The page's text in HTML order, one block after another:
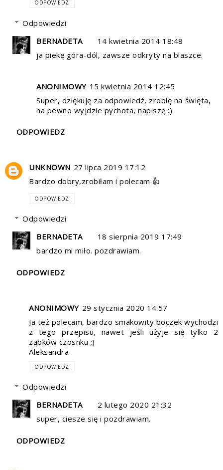
ODPOWIEDZ
Odpowiedzi
BERNADETA
14 kwietnia 2014 18:48
ja piekę góra-dól, zawsze odkryty na blaszce.
ANONIMOWY 15 kwietnia 2014 12:45
Super, dziękuję za odpowiedź, zrobię na święta,
na pewno wyjdzie pychota, napiszę :)
ODPOWIEDZ
UNKNOWN 27 lipca 2019 17:12
Bardzo dobry,zrobiłam i polecam 👍
ODPOWIEDZ
Odpowiedzi
BERNADETA
18 sierpnia 2019 17:49
bardzo mi miło. pozdrawiam.
ODPOWIEDZ
ANONIMOWY 29 stycznia 2020 14:57
Ja też polecam, bardzo smakowity boczek wychodzi
z tego przepisu, nawet jeśli użyje się tylko 2
ząbków czosnku ;)
Aleksandra
ODPOWIEDZ
Odpowiedzi
BERNADETA
2 lutego 2020 21:32
super, ciesze się i pozdrawiam.
ODPOWIEDZ